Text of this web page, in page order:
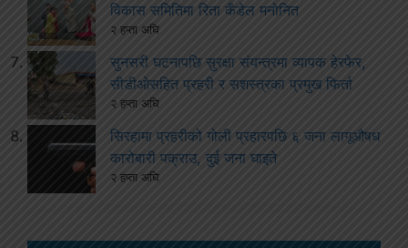
विकास समितिमा रिता कँडेल मनोनित
२ हप्ता अघि
सुनसरी घटनापछि सुरक्षा संयन्त्रमा व्यापक हेरफेर,
सीडीओसहित प्रहरी र सशस्त्रका प्रमुख फिर्ता
२ हप्ता अघि
सिरहामा प्रहरीको गोली प्रहारपछि ६ जना लागूऔषध
कारोबारी पक्राउ, दुई जना घाइते
२ हप्ता अघि